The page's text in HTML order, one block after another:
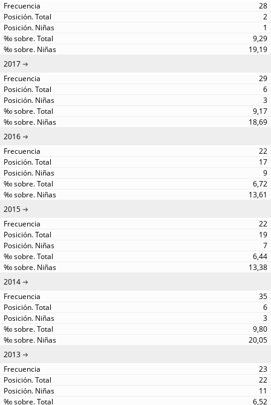
28
2
1
9,29
19,19
2017
29
6
3
9,17
18,69
2016
22
17
9
6,72
13,61
2015
22
19
7
6,44
13,38
2014
35
6
3
9,80
20,05
2013
23
22
11
6,52